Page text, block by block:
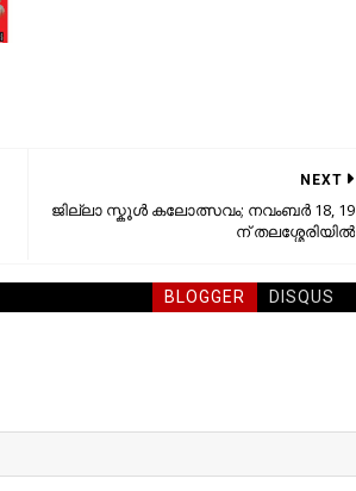
NEXT
ജില്ലാ സ്കൂൾ കലോത്സവം; നവംബർ 18, 19
ന് തലശ്ശേരിയിൽ
BLOGGER DISQUS